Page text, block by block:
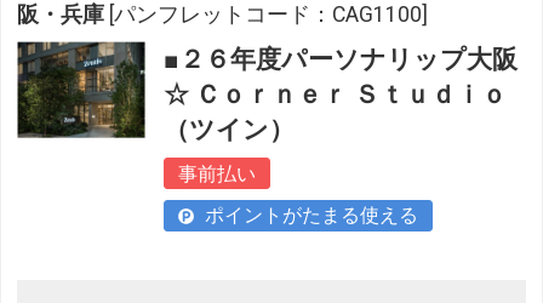
阪・兵庫 [パンフレットコード：CAG1100]
■２６年度パーソナリップ大阪
☆ Ｃｏｒｎｅｒ Ｓｔｕｄｉｏ
（ツイン）
事前払い
ポイントがたまる使える